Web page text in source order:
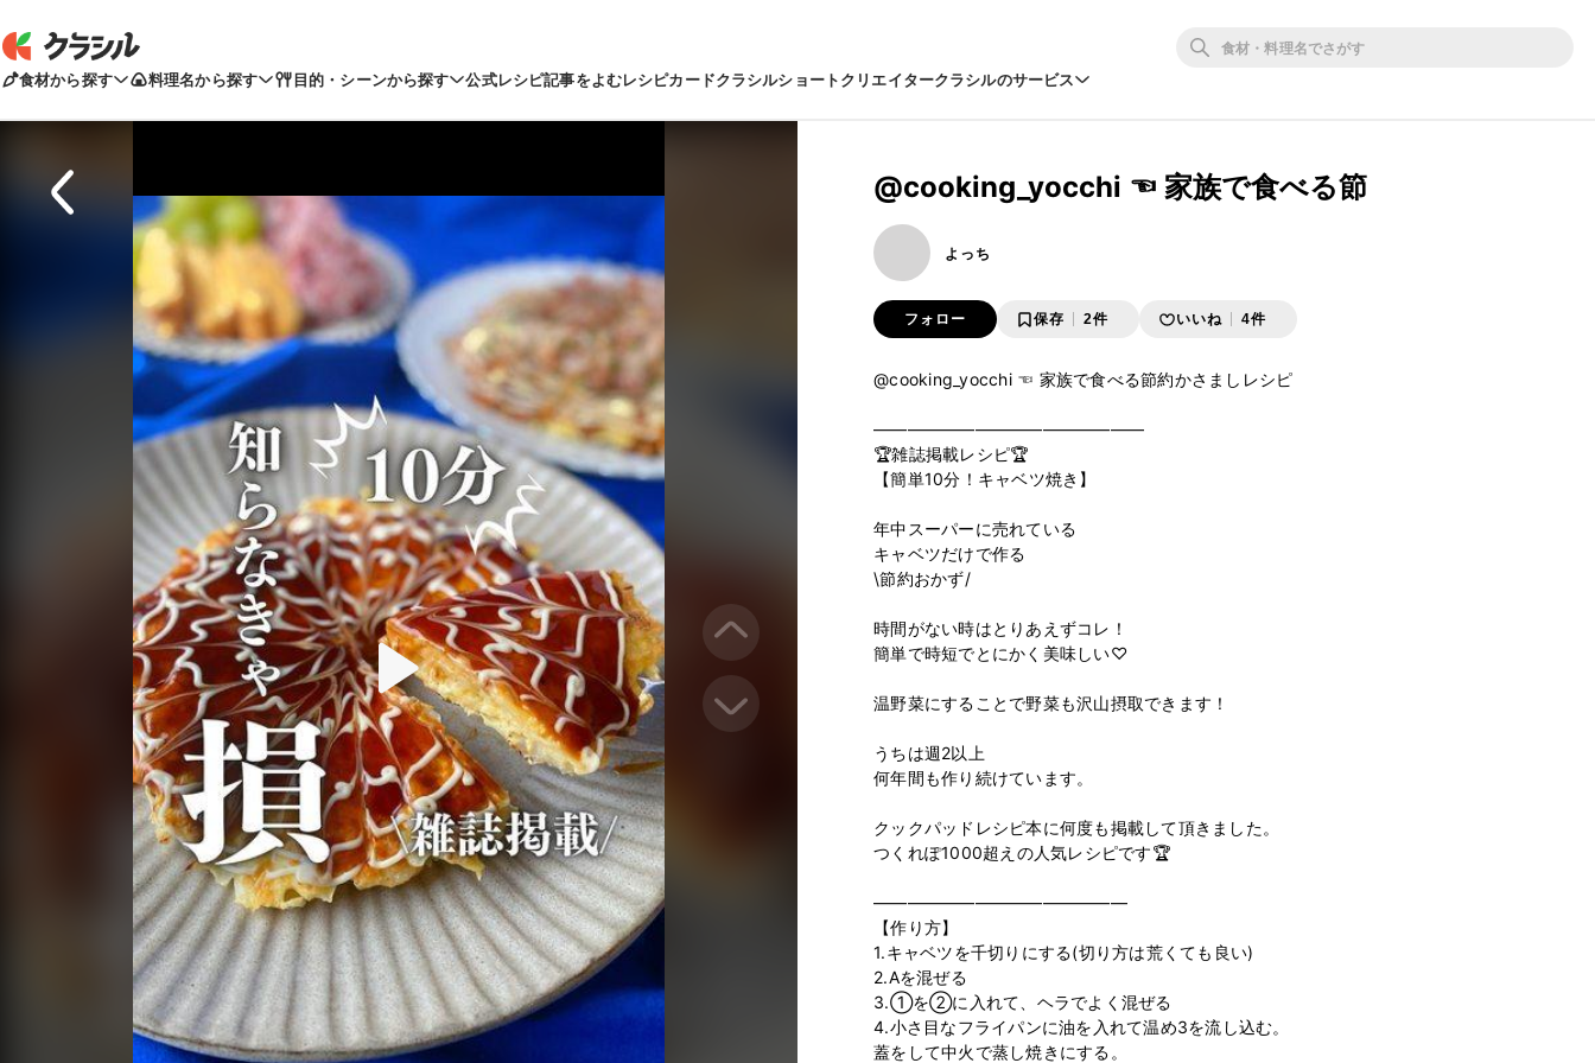
食材から探す 料理名から探す 目的・シーンから探す 公式レシピ記事をよむレシピカードクラシルショートクリエイタークラシルのサービス
@cooking_yocchi ☜ 家族で食べる節
よっち
フォロー 保存 2件 いいね 4件
@cooking_yocchi ☜ 家族で食べる節約かさましレシピ
————————————————
🏆雑誌掲載レシピ🏆
【簡単10分！キャベツ焼き】
年中スーパーに売れている
キャベツだけで作る
\節約おかず/
時間がない時はとりあえずコレ！
簡単で時短でとにかく美味しい♡
温野菜にすることで野菜も沢山摂取できます！
うちは週2以上
何年間も作り続けています。
クックパッドレシピ本に何度も掲載して頂きました。
つくれぽ1000超えの人気レシピです🏆
———————————————
【作り方】
1.キャベツを千切りにする(切り方は荒くても良い)
2.Aを混ぜる
3.①を②に入れて、ヘラでよく混ぜる
4.小さ目なフライパンに油を入れて温め3を流し込む。
蓋をして中火で蒸し焼きにする。